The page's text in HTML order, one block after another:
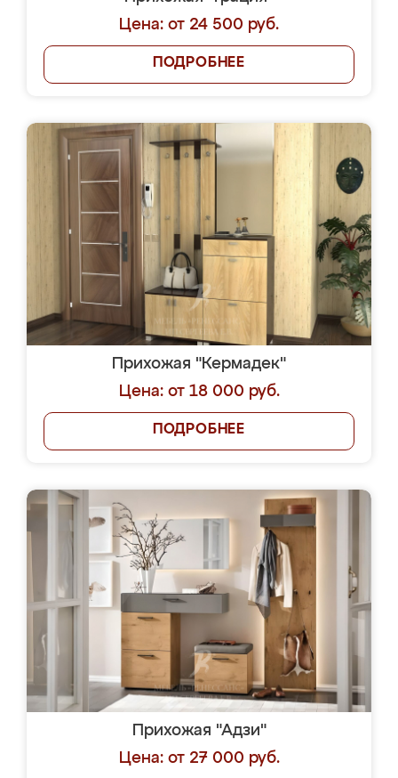
Цена: от 24 500 руб.
ПОДРОБНЕЕ
Прихожая "Кермадек"
Цена: от 18 000 руб.
ПОДРОБНЕЕ
Прихожая "Адзи"
Цена: от 27 000 руб.